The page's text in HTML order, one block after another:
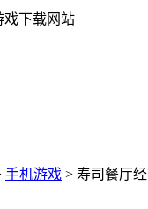
戏下载网站
手机游戏 > 寿司餐厅